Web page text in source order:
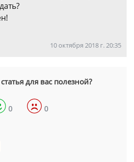
10 октября 2018 г. 20:35
для вас полезной?
0 0